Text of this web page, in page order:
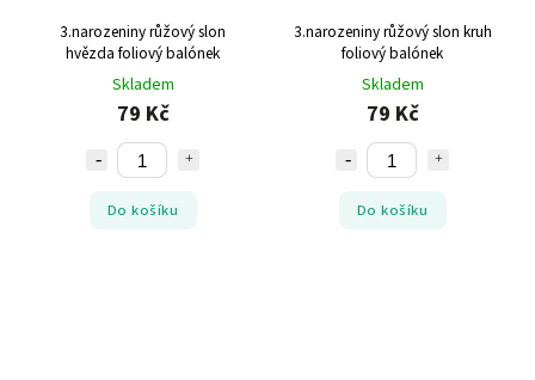
3.narozeniny růžový slon
hvězda foliový balónek
Skladem
79 Kč
Do košíku
3.narozeniny růžový slon kruh
foliový balónek
Skladem
79 Kč
Do košíku